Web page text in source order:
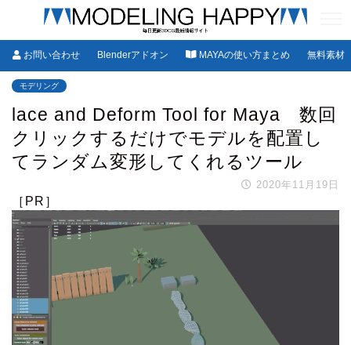
お問い合わせ Blenderアドオン MAYAの使い方まとめ 無料素材
モデリング
lace and Deform Tool for Maya 数回
クリックするだけでモデルを配置し
てランダム変形してくれるツール
2020年11月19日
［PR］